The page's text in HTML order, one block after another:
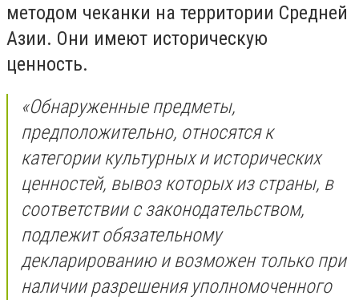
методом чеканки на территории Средней
Азии. Они имеют историческую
ценность.
«Обнаруженные предметы,
предположительно, относятся к
категории культурных и исторических
ценностей, вывоз которых из страны, в
соответствии с законодательством,
подлежит обязательному
декларированию и возможен только при
наличии разрешения уполномоченного